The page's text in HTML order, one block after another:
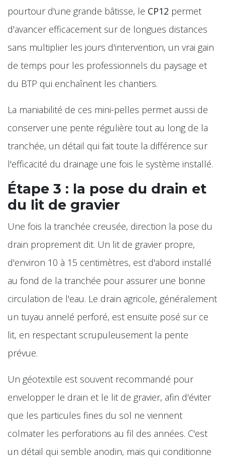
pourtour d'une grande bâtisse, le CP12 permet
d'avancer efficacement sur de longues distances
sans multiplier les jours d'intervention, un vrai gain
de temps pour les professionnels du paysage et
du BTP qui enchaînent les chantiers.
La maniabilité de ces mini-pelles permet aussi de
conserver une pente régulière tout au long de la
tranchée, un détail qui fait toute la différence sur
l'efficacité du drainage une fois le système installé.
Étape 3 : la pose du drain et
du lit de gravier
Une fois la tranchée creusée, direction la pose du
drain proprement dit. Un lit de gravier propre,
d'environ 10 à 15 centimètres, est d'abord installé
au fond de la tranchée pour assurer une bonne
circulation de l'eau. Le drain agricole, généralement
un tuyau annelé perforé, est ensuite posé sur ce
lit, en respectant scrupuleusement la pente
prévue.
Un géotextile est souvent recommandé pour
envelopper le drain et le lit de gravier, afin d'éviter
que les particules fines du sol ne viennent
colmater les perforations au fil des années. C'est
un détail qui semble anodin, mais qui conditionne